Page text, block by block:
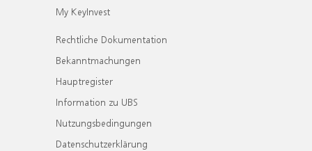
My KeyInvest
Rechtliche Dokumentation
Bekanntmachungen
Hauptregister
Information zu UBS
Nutzungsbedingungen
Datenschutzerklärung